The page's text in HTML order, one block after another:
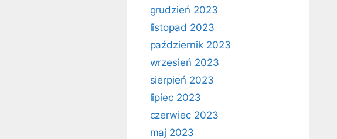
grudzień 2023
listopad 2023
październik 2023
wrzesień 2023
sierpień 2023
lipiec 2023
czerwiec 2023
maj 2023